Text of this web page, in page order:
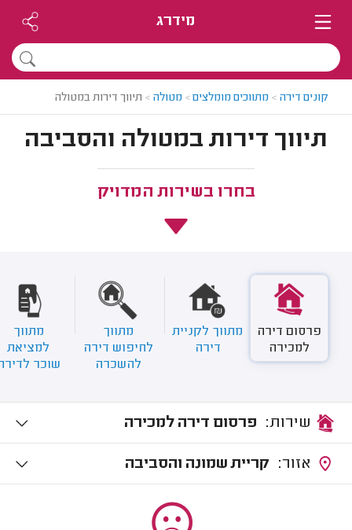
מידרג
קונים דירה > מתווכים מומלצים> מטולה > תיווך דירות במטולה
תיווך דירות במטולה והסביבה
בחרו בשירות המדויק
פרסום דירה
למכירה
מתווך לקניית
דירה
מתווך
לחיפוש דירה
להשכרה
מתווך
למציאת
שוכר
פרסום דירה למכירה
קריית שמונה והסביבה